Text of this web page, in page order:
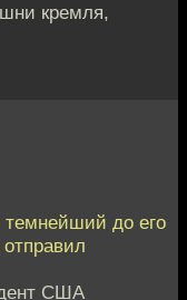
кремля,
темнейший до его
США